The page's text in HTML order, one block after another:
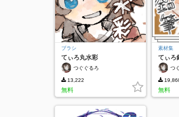
ブラシ
てぃろ丸水彩
つぐぐるろ
13,222
無料
素材集
てぃろ
つ
無料